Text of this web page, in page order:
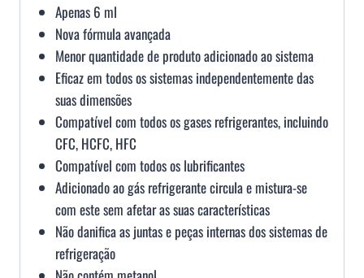
Apenas 6 ml
Nova fórmula avançada
Menor quantidade de produto adicionado ao sistema
Eficaz em todos os sistemas independentemente das
suas dimensões
Compatível com todos os gases refrigerantes, incluindo
CFC, HCFC, HFC
Compatível com todos os lubrificantes
Adicionado ao gás refrigerante circula e mistura-se
com este sem afetar as suas características
Não danifica as juntas e peças internas dos sistemas de
refrigeração